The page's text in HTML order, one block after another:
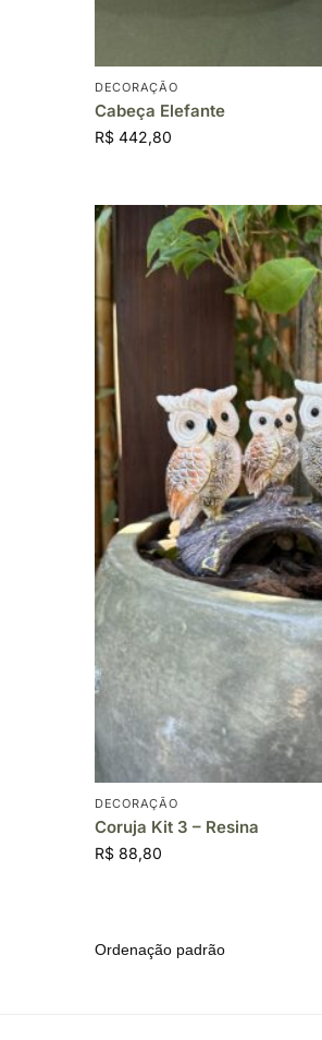
DECORAÇÃO
Cabeça Elefante
R$ 442,80
DECORAÇÃO
Coruja Kit 3 – Resina
R$ 88,80